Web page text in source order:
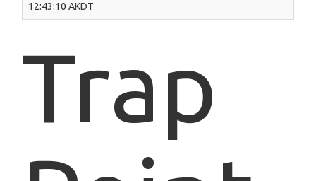
12:43:10 AKDT
Trap